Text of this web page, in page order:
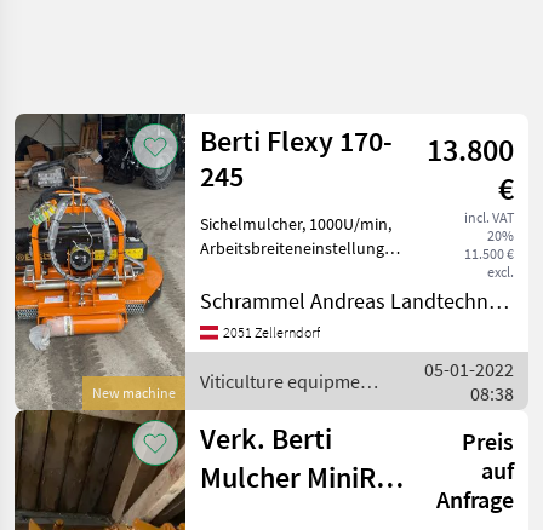
Category Place Filter
CURRENT
PATH
Agriculture
technology
Viticulture
Equipment
Other Wine
Growing
Equipment
Berti
SELECT
CATEGORY
Reset
Show
2
results
New machine
Berti Flexy 170-
245
13.800
€
incl. VAT
20%
11.500 €
excl.
Sichelmulcher, 1000U/min,
Arbeitsbreiteneinstellung
Dreipunktbock, Getriebe
hydraulische
Eingangsgetriebe
Schrammel Andreas Landtechnik und Handel, Metalltechnik e.U.
2051 Zellerndorf
Viticulture equipment
/ Berti
05-01-2022
08:38
Verk. Berti
Mulcher MiniRev
Preis
auf
Anfrage